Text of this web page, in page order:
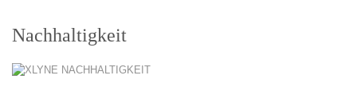
Nachhaltigkeit